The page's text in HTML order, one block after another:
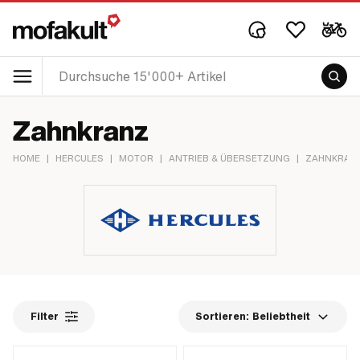
Zahnkranz
HOME | HERCULES | MOTOR | ANTRIEB & ÜBERSETZUNG |
Filter Sortieren: Beliebtheit